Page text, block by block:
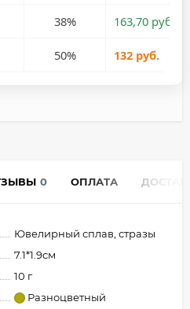
38% 163,70 руб.
50% 132 руб.
0 ОПЛАТА
Ювелирный сплав, стразы
7.1*1.9см
10 г
Разноцветный